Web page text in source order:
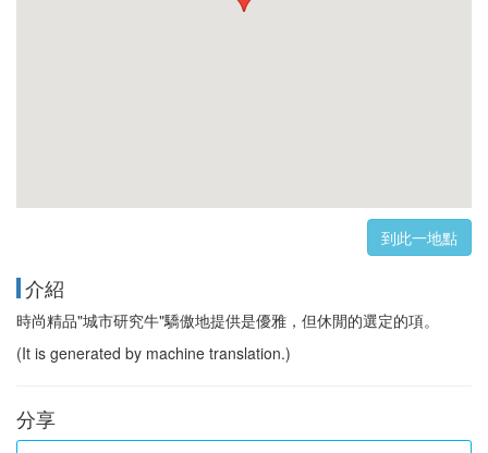
到此一地點
介紹
時尚精品"城市研究牛"驕傲地提供是優雅，但休閒的選定的項。
(It is generated by machine translation.)
分享